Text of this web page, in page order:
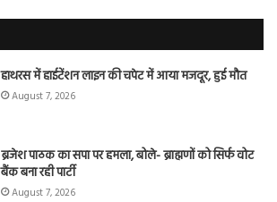
हाथरस में हाईटेंशन लाइन की चपेट में आया मजदूर, हुई मौत
August 7, 2026
ब्रजेश पाठक का सपा पर हमला, बोले- ब्राह्मणों को सिर्फ वोट
बैंक बना रही पार्टी
August 7, 2026